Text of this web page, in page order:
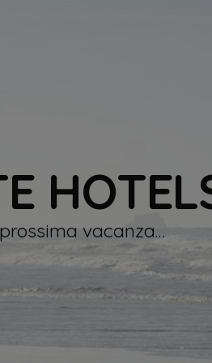
vacanza…